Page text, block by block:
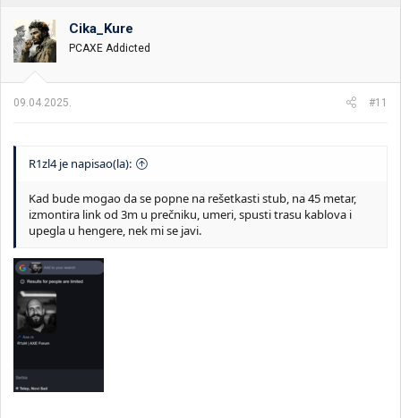
o
v
a
n
:
Cika_Kure
PCAXE Addicted
09.04.2025. #11
R1zl4 je napisao(la):
Kad bude mogao da se popne na rešetkasti stub, na 45 metar,
izmontira link od 3m u prečniku, umeri, spusti trasu kablova i
upegla u hengere, nek mi se javi.